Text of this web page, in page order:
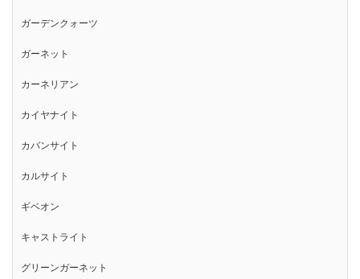
ガーデンクォーツ
ガーネット
カーネリアン
カイヤナイト
カバンサイト
カルサイト
ギベオン
キャストライト
グリーンガーネット